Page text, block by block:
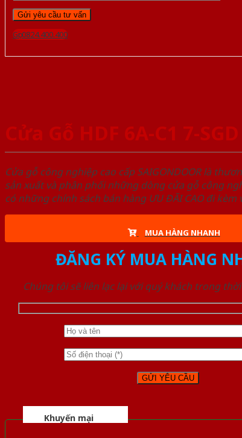
Gọi 0824.400.400
Cửa Gỗ HDF 6A-C1 7-SGD
Cửa gỗ công nghiệp cao cấp SAIGONDOOR là
sản xuất và phân phối những dòng cửa gỗ công
có những chính sách bán hàng ƯU ĐÃI CAO đi
MUA HÀNG NHANH
ĐĂNG KÝ MUA HÀNG
Chúng tôi sẽ liên lạc lại với quý khách trong
Khuyến mại